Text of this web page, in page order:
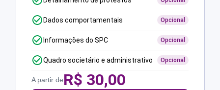
Dados comportamentais Opcional
Informações do SPC Opcional
Quadro societário e administrativo Opcional
A partir deR$ 30,00